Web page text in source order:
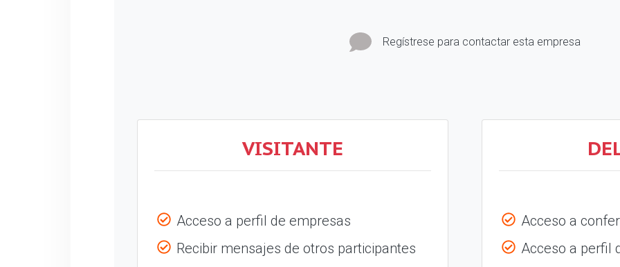
Regístrese para contactar esta empresa
VISITANTE
Acceso a perfil de empresas
Recibir mensajes de otros participantes
Acceso a
Acceso a perfil